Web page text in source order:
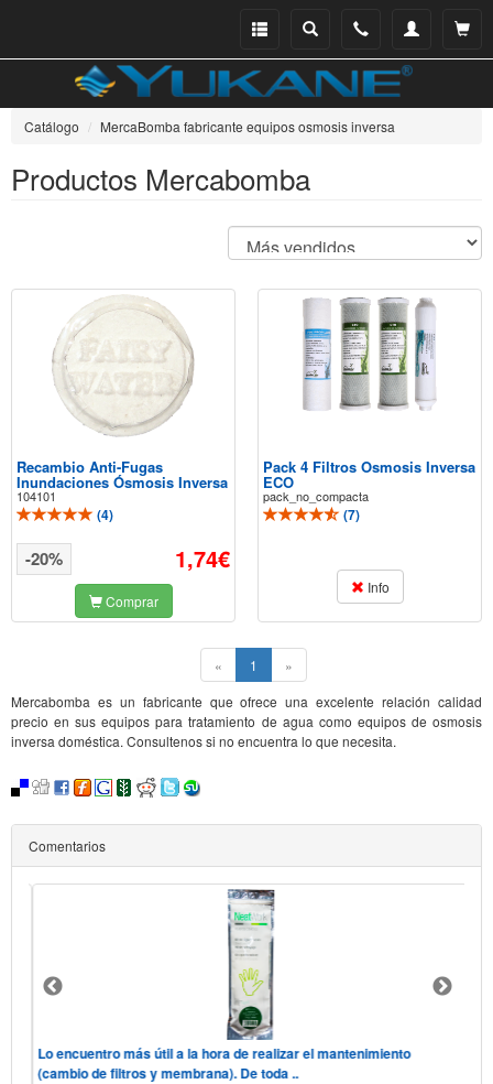
Ver
Mi
Teléfono
Buscar
Menu
Catálogo MercaBomba fabricante equipos osmosis inversa
Productos Mercabomba
Recambio Anti-Fugas
Inundaciones Ósmosis Inversa
104101
(4)
1,74€
-20%
Comprar
Pack 4 Filtros Osmosis Inversa
ECO
pack_no_compacta
(7)
Info
« 1 (current)
»
Mercabomba es un fabricante que ofrece una excelente relación calidad
precio en sus equipos para tratamiento de agua como equipos de osmosis
inversa doméstica. Consultenos si no encuentra lo que necesita.
Comentarios
Lo encuentro más útil a la hora de realizar el mantenimiento
(cambio de filtros y membrana). De toda ..